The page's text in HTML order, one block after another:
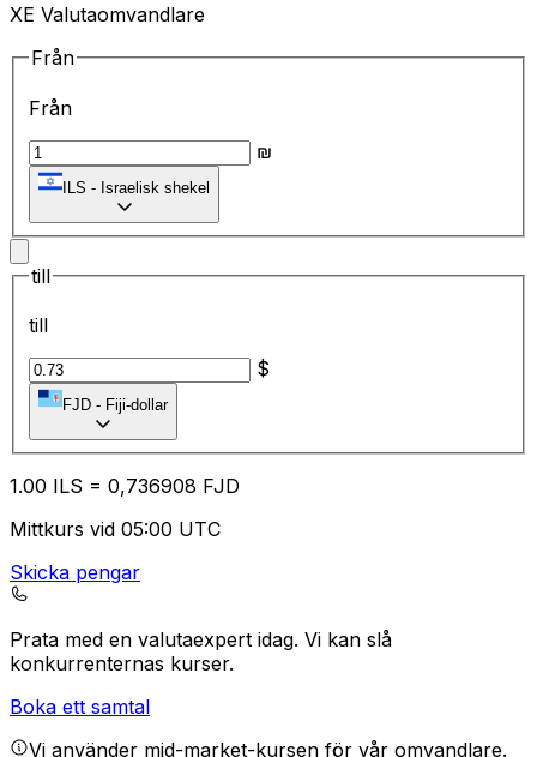
XE Valutaomvandlare
Från
Från
₪
ILS - Israelisk shekel
till
till
$
FJD - Fiji-dollar
1.00 ILS = 0,736908 FJD
Mittkurs vid 05:00 UTC
Skicka pengar
Prata med en valutaexpert idag. Vi kan slå
konkurrenternas kurser.
Boka ett samtal
Vi använder mid-market-kursen för vår omvandlare.